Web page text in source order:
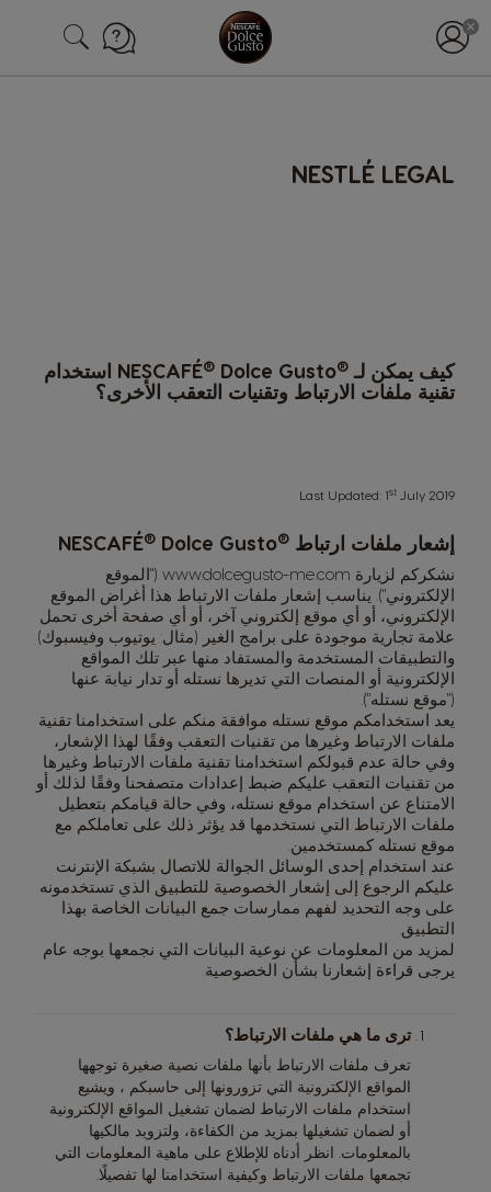
NESTLÉ LEGAL
كيف يمكن لـ ®
NESCAFÉ®
Dolce Gusto استخدام
تقنية ملفات الارتباط وتقنيات التعقب الأخرى؟
Last Updated: 1st July 2019
إشعار ملفات ارتباط ®
NESCAFÉ® Dolce Gusto
نشكركم لزيارة www.dolcegusto-me.com ("الموقع
الإلكتروني"). يناسب إشعار ملفات الارتباط هذا أغراض الموقع
الإلكتروني، أو أي موقع إلكتروني آخر، أو أي صفحة أخرى تحمل
علامة تجارية موجودة على برامج الغير (مثال: يوتيوب وفيسبوك)
والتطبيقات المستخدمة والمستفاد منها عبر تلك المواقع
الإلكترونية أو المنصات التي تديرها نستله أو تدار نيابة عنها
("موقع نستله").
يعد استخدامكم موقع نستله موافقة منكم على استخدامنا تقنية
ملفات الارتباط وغيرها من تقنيات التعقب وفقًا لهذا الإشعار،
وفي حالة عدم قبولكم استخدامنا تقنية ملفات الارتباط وغيرها
من تقنيات التعقب عليكم ضبط إعدادات متصفحنا وفقًا لذلك أو
الامتناع عن استخدام موقع نستله، وفي حالة قيامكم بتعطيل
ملفات الارتباط التي نستخدمها قد يؤثر ذلك على تعاملكم مع
موقع نستله كمستخدمين.
عند استخدام إحدى الوسائل الجوالة للاتصال بشبكة الإنترنت
عليكم الرجوع إلى إشعار الخصوصية للتطبيق الذي تستخدمونه
على وجه التحديد لفهم ممارسات جمع البيانات الخاصة بهذا
التطبيق.
لمزيد من المعلومات عن نوعية البيانات التي نجمعها بوجه عام
يرجى قراءة إشعارنا بشأن الخصوصية.
ترى ما هي ملفات الارتباط؟
تعرف ملفات الارتباط بأنها ملفات نصية صغيرة توجهها
المواقع الإلكترونية التي تزورونها إلى حاسبكم ، ويشيع
استخدام ملفات الارتباط لضمان تشغيل المواقع الإلكترونية
أو لضمان تشغيلها بمزيد من الكفاءة، ولتزويد مالكيها
بالمعلومات. انظر أدناه للإطلاع على ماهية المعلومات التي
تجمعها ملفات الارتباط وكيفية استخدامنا لها تفصيلًا.